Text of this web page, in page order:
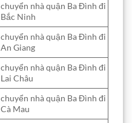
chuyển nhà quận Ba Đình đi
Bắc Ninh
chuyển nhà quận Ba Đình đi
An Giang
chuyển nhà quận Ba Đình đi
Lai Châu
chuyển nhà quận Ba Đình đi
Cà Mau